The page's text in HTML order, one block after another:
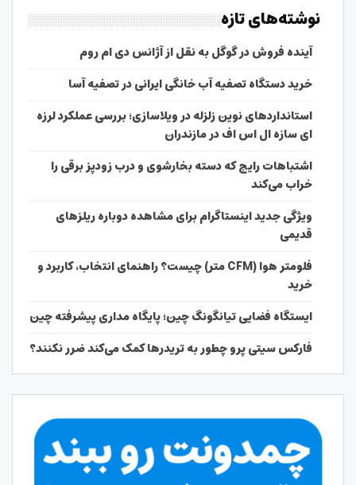
نوشته‌های تازه
آینده فروش در گوگل به نقل از آژانس دی ام روم
خرید دستگاه تصفیه آب خانگی ایرانی در تصفیه آسا
استانداردهای نوین زلزله در ویلاسازی؛ بررسی عملکرد لرزه
ای سازه ال اس اف در مازندران
اشتباهات رایج که دسته بخارشوی و درب زودپز برقی را
خراب می‌کند
ویژگی جدید اینستاگرام برای مشاهده دوباره ریلزهای
قدیمی
فلومتر هوا (CFM متر) چیست؟ راهنمای انتخاب، کاربرد و
خرید
ایستگاه فضایی تیانگونگ چین؛ پایگاه مداری پیشرفته چین
فارکس سیتی پرو چطور به تریدرها کمک می‌کند ضرر نکنند؟